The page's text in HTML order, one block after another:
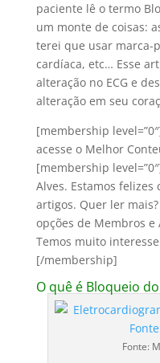
paciente lê o termo
um monte de coisas:
terei que usar marca-
cardíaca, etc… Esse
alteração no ECG e
alteração em seu
[membership
acesse o Melhor
[membership
Alves. Estamos felizes
artigos. Quer ler
opções de Membros e
Temos muito
[/membership]
O quê é Bloqueio
Fonte: